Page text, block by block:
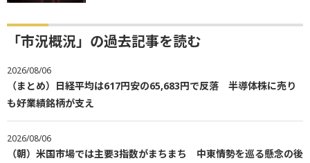
「市況概況」の過去記事を読む
2026/08/06
（まとめ）日経平均は617円安の65,683円で反落 半導体株に売り
も好業績銘柄が支え
2026/08/06
（朝）米国市場では主要3指数がまちまち 中東情勢を巡る懸念の後